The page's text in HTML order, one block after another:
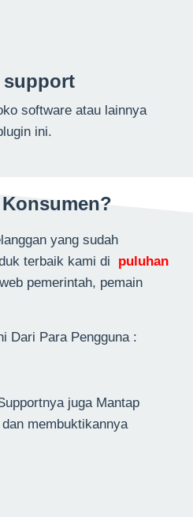
support
software atau lainnya
ini.
yang sudah
terbaik kami di puluhan
pemerintah, pemain
Dari Para Pengguna :
juga Mantap
membuktikannya